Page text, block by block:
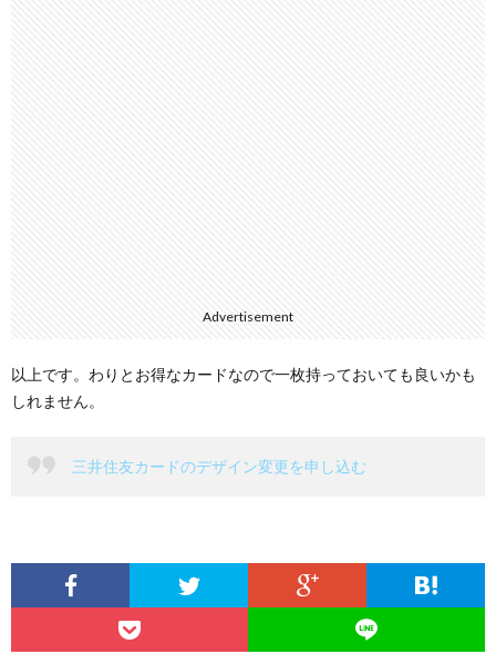
Advertisement
以上です。わりとお得なカードなので一枚持っておいても良いかも
しれません。
三井住友カードのデザイン変更を申し込む